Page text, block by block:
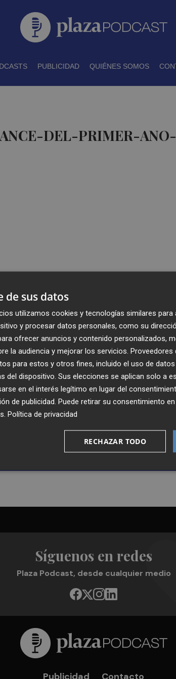
PUBLICIDAD QUIÉNES SOMOS
DEL-PRIMER-
Recibe toda la actualidad de
Plaza Podcast en tu correo
Síguenos en redes
Plaza Podcast, desde cualquier medio
Publicidad Contacto
de sus datos
utilizamos cookies y tecnologías similares para
y procesar datos personales, como su
ofrecer anuncios y contenido personalizados,
la audiencia y mejorar los servicios. Proveedores
para estos y otros fines, incluido el uso de
del dispositivo. Sus elecciones se aplican solo a
en el interés legítimo en lugar del
de publicidad . Puede retirar su consentimiento
Política de privacidad
RECHAZAR TODO